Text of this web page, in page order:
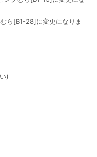
[B1-28]に変更になりま
)